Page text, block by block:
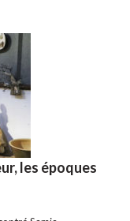
les époques